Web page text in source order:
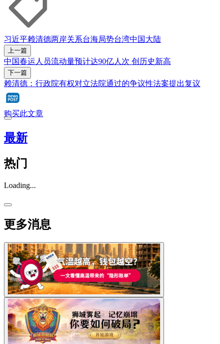
习近平赖清德两岸关系台海局势台湾中国大陆
上一篇
中国春运人员流动量预计达90亿人次 创历史新高
下一篇
赖清德：行政院有权对立法院通过的争议性法案提出复议
购买此文章
最新
热门
Loading...
更多消息